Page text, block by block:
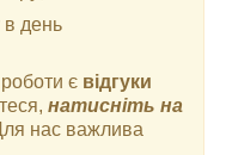
в день
є відгуки
натисніть на
нас важлива